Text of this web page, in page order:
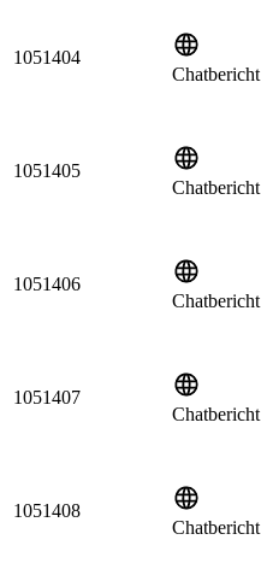
1051404
Chatbericht
1051405
Chatbericht
1051406
Chatbericht
1051407
Chatbericht
1051408
Chatbericht